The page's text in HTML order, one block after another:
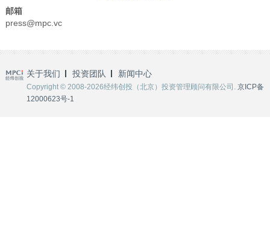
邮箱
press@mpc.vc
关于我们 投资团队 新闻中心
Copyright © 2008-2026经纬创投（北京）投资管理顾问有限公司. 京ICP备
12000623号-1